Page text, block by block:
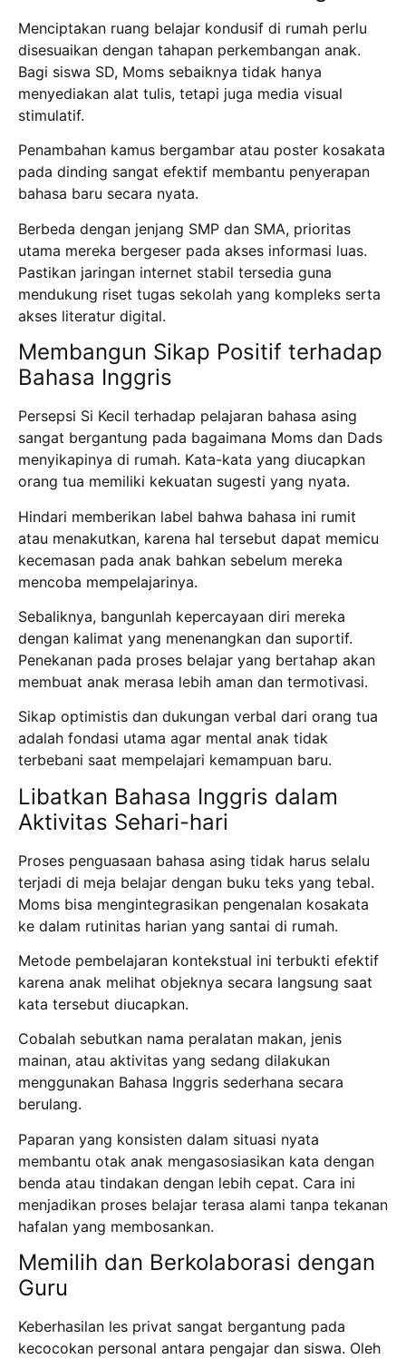
Menciptakan ruang belajar kondusif di rumah perlu
disesuaikan dengan tahapan perkembangan anak.
Bagi siswa SD, Moms sebaiknya tidak hanya
menyediakan alat tulis, tetapi juga media visual
stimulatif.
Penambahan kamus bergambar atau poster kosakata
pada dinding sangat efektif membantu penyerapan
bahasa baru secara nyata.
Berbeda dengan jenjang SMP dan SMA, prioritas
utama mereka bergeser pada akses informasi luas.
Pastikan jaringan internet stabil tersedia guna
mendukung riset tugas sekolah yang kompleks serta
akses literatur digital.
Membangun Sikap Positif terhadap
Bahasa Inggris
Persepsi Si Kecil terhadap pelajaran bahasa asing
sangat bergantung pada bagaimana Moms dan Dads
menyikapinya di rumah. Kata-kata yang diucapkan
orang tua memiliki kekuatan sugesti yang nyata.
Hindari memberikan label bahwa bahasa ini rumit
atau menakutkan, karena hal tersebut dapat memicu
kecemasan pada anak bahkan sebelum mereka
mencoba mempelajarinya.
Sebaliknya, bangunlah kepercayaan diri mereka
dengan kalimat yang menenangkan dan suportif.
Penekanan pada proses belajar yang bertahap akan
membuat anak merasa lebih aman dan termotivasi.
Sikap optimistis dan dukungan verbal dari orang tua
adalah fondasi utama agar mental anak tidak
terbebani saat mempelajari kemampuan baru.
Libatkan Bahasa Inggris dalam
Aktivitas Sehari-hari
Proses penguasaan bahasa asing tidak harus selalu
terjadi di meja belajar dengan buku teks yang tebal.
Moms bisa mengintegrasikan pengenalan kosakata
ke dalam rutinitas harian yang santai di rumah.
Metode pembelajaran kontekstual ini terbukti efektif
karena anak melihat objeknya secara langsung saat
kata tersebut diucapkan.
Cobalah sebutkan nama peralatan makan, jenis
mainan, atau aktivitas yang sedang dilakukan
menggunakan Bahasa Inggris sederhana secara
berulang.
Paparan yang konsisten dalam situasi nyata
membantu otak anak mengasosiasikan kata dengan
benda atau tindakan dengan lebih cepat. Cara ini
menjadikan proses belajar terasa alami tanpa tekanan
hafalan yang membosankan.
Memilih dan Berkolaborasi dengan
Guru
Keberhasilan les privat sangat bergantung pada
kecocokan personal antara pengajar dan siswa. Oleh